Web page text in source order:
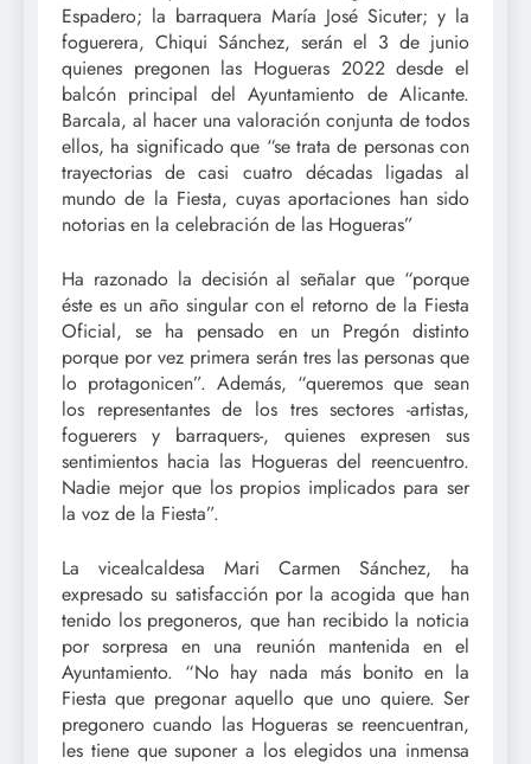
Espadero; la barraquera María José Sicuter; y la
foguerera, Chiqui Sánchez, serán el 3 de junio
quienes pregonen las Hogueras 2022 desde el
balcón principal del Ayuntamiento de Alicante.
Barcala, al hacer una valoración conjunta de todos
ellos, ha significado que “se trata de personas con
trayectorias de casi cuatro décadas ligadas al
mundo de la Fiesta, cuyas aportaciones han sido
notorias en la celebración de las Hogueras”
Ha razonado la decisión al señalar que “porque
éste es un año singular con el retorno de la Fiesta
Oficial, se ha pensado en un Pregón distinto
porque por vez primera serán tres las personas que
lo protagonicen”. Además, “queremos que sean
los representantes de los tres sectores -artistas,
foguerers y barraquers-, quienes expresen sus
sentimientos hacia las Hogueras del reencuentro.
Nadie mejor que los propios implicados para ser
la voz de la Fiesta”.
La vicealcaldesa Mari Carmen Sánchez, ha
expresado su satisfacción por la acogida que han
tenido los pregoneros, que han recibido la noticia
por sorpresa en una reunión mantenida en el
Ayuntamiento. “No hay nada más bonito en la
Fiesta que pregonar aquello que uno quiere. Ser
pregonero cuando las Hogueras se reencuentran,
les tiene que suponer a los elegidos una inmensa